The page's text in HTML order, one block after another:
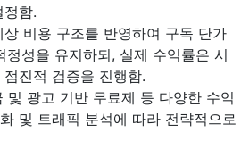
함.
비용 구조를 반영하여 구독 단가
정성을 유지하되, 실제 수익률은 시
진적 검증을 진행함.
및 광고 기반 무료제 등 다양한 수익
및 트래픽 분석에 따라 전략적으로